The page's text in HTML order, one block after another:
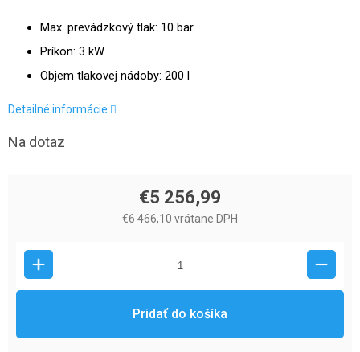
Max. prevádzkový tlak: 10 bar
Príkon: 3 kW
Objem tlakovej nádoby: 200 l
Detailné informácie
Na dotaz
€5 256,99
€6 466,10 vrátane DPH
Pridať do košíka